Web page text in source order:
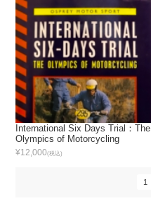
International Six Days Trial：The
Olympics of Motorcycling
¥12,000(税込)
1